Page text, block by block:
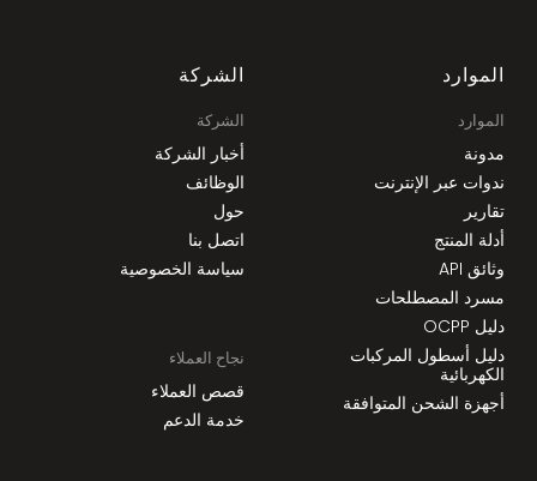
الموارد
الموارد
مدونة
ندوات عبر الإنترنت
تقارير
أدلة المنتج
وثائق API
مسرد المصطلحات
دليل OCPP
دليل أسطول المركبات
الكهربائية
أجهزة الشحن المتوافقة
الشركة
الشركة
أخبار الشركة
الوظائف
حول
اتصل بنا
سياسة الخصوصية
نجاح العملاء
قصص العملاء
خدمة الدعم